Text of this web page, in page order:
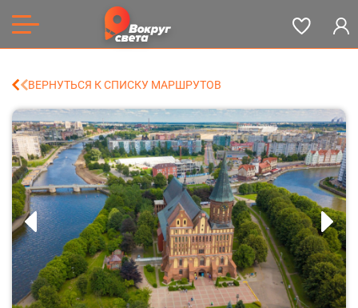
ВЕРНУТЬСЯ К СПИСКУ МАРШРУТОВ